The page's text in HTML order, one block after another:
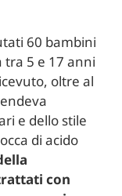
60 bambini
tra 5 e 17 anni
oltre al
e dello stile
di acido
con